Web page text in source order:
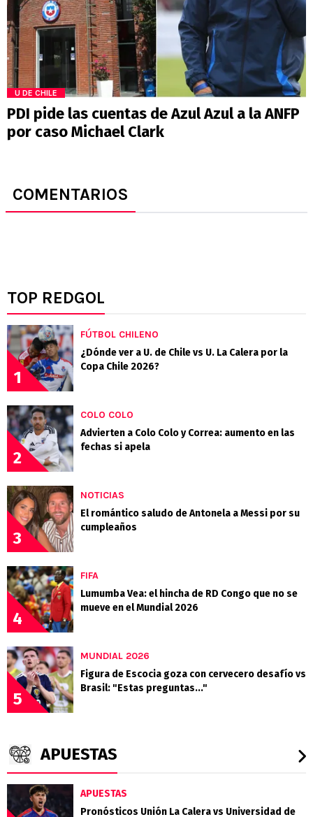
U DE CHILE
PDI pide las cuentas de Azul Azul a la ANFP
por caso Michael Clark
COMENTARIOS
TOP REDGOL
1
FÚTBOL CHILENO
¿Dónde ver a U. de Chile vs U. La Calera por la
Copa Chile 2026?
2
COLO COLO
Advierten a Colo Colo y Correa: aumento en las
fechas si apela
3
NOTICIAS
El romántico saludo de Antonela a Messi por su
cumpleaños
4
FIFA
Lumumba Vea: el hincha de RD Congo que no se
mueve en el Mundial 2026
5
MUNDIAL 2026
Figura de Escocia goza con cervecero desafío vs
Brasil: "Estas preguntas..."
APUESTAS
APUESTAS
Pronósticos Unión La Calera vs Universidad de